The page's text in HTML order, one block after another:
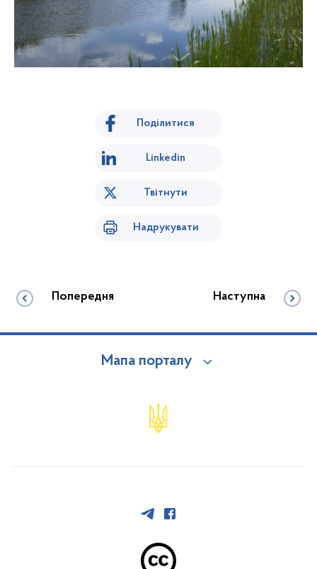
Поділитися
Linkedin
Твітнути
Надрукувати
Попередня Наступна
Мапа порталу